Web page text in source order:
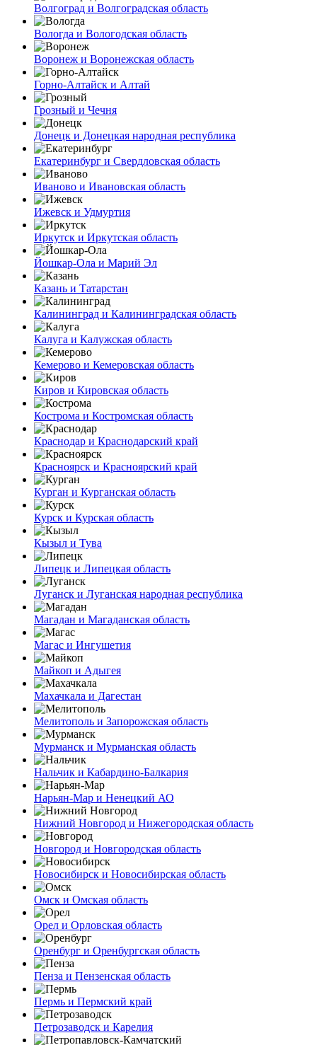
Волгоград и Волгоградская область
Вологда и Вологодская область
Воронеж и Воронежская область
Горно-Алтайск и Алтай
Грозный и Чечня
Донецк и Донецкая народная республика
Екатеринбург и Свердловская область
Иваново и Ивановская область
Ижевск и Удмуртия
Иркутск и Иркутская область
Йошкар-Ола и Марий Эл
Казань и Татарстан
Калининград и Калининградская область
Калуга и Калужская область
Кемерово и Кемеровская область
Киров и Кировская область
Кострома и Костромская область
Краснодар и Краснодарский край
Красноярск и Красноярский край
Курган и Курганская область
Курск и Курская область
Кызыл и Тува
Липецк и Липецкая область
Луганск и Луганская народная республика
Магадан и Магаданская область
Магас и Ингушетия
Майкоп и Адыгея
Махачкала и Дагестан
Мелитополь и Запорожская область
Мурманск и Мурманская область
Нальчик и Кабардино-Балкария
Нарьян-Мар и Ненецкий АО
Нижний Новгород и Нижегородская область
Новгород и Новгородская область
Новосибирск и Новосибирская область
Омск и Омская область
Орел и Орловская область
Оренбург и Оренбургская область
Пенза и Пензенская область
Пермь и Пермский край
Петрозаводск и Карелия